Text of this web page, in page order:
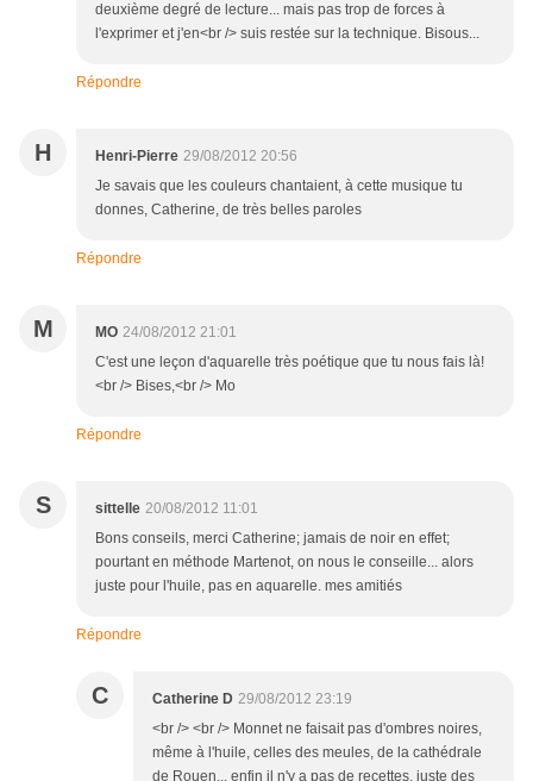
deuxième degré de lecture... mais pas trop de forces à
l'exprimer et j'en<br /> suis restée sur la technique. Bisous...
Répondre
H Henri-Pierre 29/08/2012 20:56
Je savais que les couleurs chantaient, à cette musique tu
donnes, Catherine, de très belles paroles
Répondre
M MO 24/08/2012 21:01
C'est une leçon d'aquarelle très poétique que tu nous fais là!
<br /> Bises,<br /> Mo
Répondre
S sittelle 20/08/2012 11:01
Bons conseils, merci Catherine; jamais de noir en effet;
pourtant en méthode Martenot, on nous le conseille... alors
juste pour l'huile, pas en aquarelle. mes amitiés
Répondre
C Catherine D 29/08/2012 23:19
<br /> <br /> Monnet ne faisait pas d'ombres noires,
même à l'huile, celles des meules, de la cathédrale
de Rouen... enfin il n'y a pas de recettes, juste des